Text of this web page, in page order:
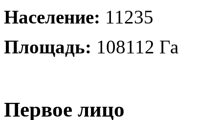
Население: 11235
Площадь: 108112 Га
Первое лицо